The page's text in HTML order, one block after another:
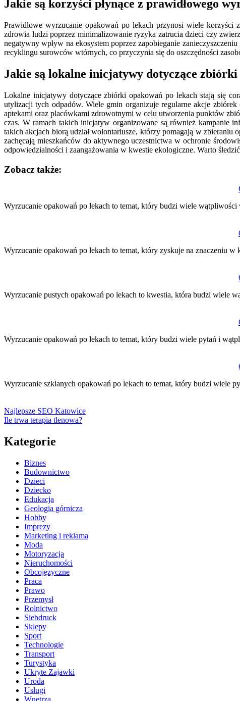
Jakie są korzyści płynące z prawidłowego
Prawidłowe wyrzucanie opakowań po lekach przynosi wiele korzyści
zdrowia ludzi poprzez minimalizowanie ryzyka zatrucia dzieci czy
negatywny wpływ na ekosystem poprzez zapobieganie
recyklingu surowców wtórnych, co przyczynia się do oszczędności
Jakie są lokalne inicjatywy dotyczące zbiórki
Lokalne inicjatywy dotyczące zbiórki opakowań po lekach stają się
utylizacji tych odpadów. Wiele gmin organizuje regularne akcje
aptekami oraz placówkami zdrowotnymi w celu utworzenia punktów
czas. W ramach takich inicjatyw organizowane są również kampanie
takich akcjach biorą udział wolontariusze, którzy pomagają w zbieraniu
zachęcają mieszkańców do aktywnego uczestnictwa w ochronie
odpowiedzialności i zaangażowania w kwestie ekologiczne. Warto
Zobacz także:
Wyrzucanie opakowań po lekach to temat, który budzi wiele
Wyrzucanie opakowań po lekach to temat, który zyskuje na znaczeniu
Wyrzucanie pustych opakowań po lekach to kwestia, która budzi wiele
Wyrzucanie opakowań po lekach to temat, który budzi wiele pytań i
Wyrzucanie szklanych opakowań po lekach to temat, który budzi wiele
wpisu
Najlepsze SEO Katowice
Ile trwa terapia tlenowa?
Kategorie
Biznes
Budownictwo
Dzieci
Dziecko
Edukacja
Geologia górnicza
Hobby
Imprezy
Marketing i reklama
Moda
Motoryzacja
Nieruchomości
Obcojęzyczne
Praca
Prawo
Przemysł
Rolnictwo
Siebdruck
Sklepy
Sport
Technologie
Transport
Turystyka
Ukryte Zajawki
Uroda
Usługi